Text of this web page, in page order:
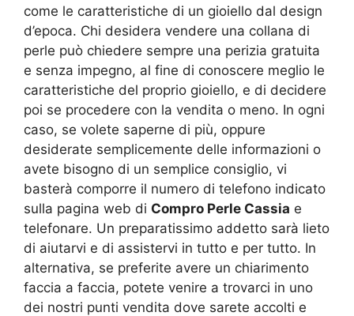
come le caratteristiche di un gioiello dal design
d’epoca. Chi desidera vendere una collana di
perle può chiedere sempre una perizia gratuita
e senza impegno, al fine di conoscere meglio le
caratteristiche del proprio gioiello, e di decidere
poi se procedere con la vendita o meno. In ogni
caso, se volete saperne di più, oppure
desiderate semplicemente delle informazioni o
avete bisogno di un semplice consiglio, vi
basterà comporre il numero di telefono indicato
sulla pagina web di Compro Perle Cassia e
telefonare. Un preparatissimo addetto sarà lieto
di aiutarvi e di assistervi in tutto e per tutto. In
alternativa, se preferite avere un chiarimento
faccia a faccia, potete venire a trovarci in uno
dei nostri punti vendita dove sarete accolti e